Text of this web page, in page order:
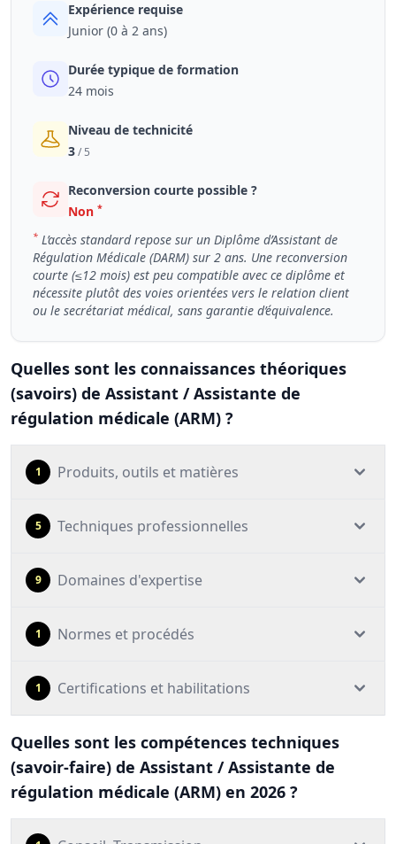
Expérience requise
Junior (0 à 2 ans)
Durée typique de formation
24 mois
Niveau de technicité
3/ 5
Reconversion courte possible ?
Non *
* L’accès standard repose sur un Diplôme d’Assistant de
Régulation Médicale (DARM) sur 2 ans. Une reconversion
courte (≤12 mois) est peu compatible avec ce diplôme et
nécessite plutôt des voies orientées vers le relation client
ou le secrétariat médical, sans garantie d’équivalence.
Quelles sont les connaissances théoriques
(savoirs) de Assistant / Assistante de
régulation médicale (ARM) ?
1 Produits, outils et matières
5 Techniques professionnelles
9 Domaines d'expertise
1 Normes et procédés
1 Certifications et habilitations
Quelles sont les compétences techniques
(savoir-faire) de Assistant / Assistante de
régulation médicale (ARM) en 2026 ?